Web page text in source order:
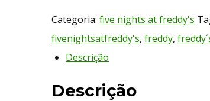
Categoria: five nights at freddy's
fivenightsatfreddy's, freddy,
Descrição
Descrição